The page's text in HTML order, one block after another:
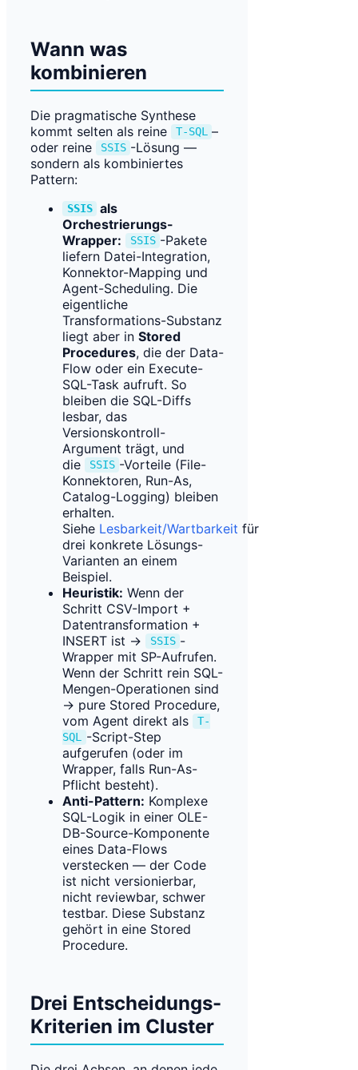
Wann was
kombinieren
Die pragmatische Synthese
kommt selten als reine
T-SQL –
oder reine
SSIS -Lösung —
sondern als kombiniertes
Pattern:
SSIS als
Orchestrierungs-
Wrapper:
SSIS -Pakete
liefern Datei-Integration,
Konnektor-Mapping und
Agent-Scheduling. Die
eigentliche
Transformations-Substanz
liegt aber in Stored
Procedures, die der Data-
Flow oder ein Execute-
SQL-Task aufruft. So
bleiben die SQL-Diffs
lesbar, das
Versionskontroll-
Argument trägt, und
die
SSIS -Vorteile (File-
Konnektoren, Run-As,
Catalog-Logging) bleiben
erhalten.
Siehe Lesbarkeit/Wartbarkeit für
drei konkrete Lösungs-
Varianten an einem
Beispiel.
Heuristik: Wenn der
Schritt CSV-Import +
Datentransformation +
INSERT ist →
SSIS -
Wrapper mit SP-Aufrufen.
Wenn der Schritt rein SQL-
Mengen-Operationen sind
→ pure Stored Procedure,
vom Agent direkt als
T-
SQL -Script-Step
aufgerufen (oder im
Wrapper, falls Run-As-
Pflicht besteht).
Anti-Pattern: Komplexe
SQL-Logik in einer OLE-
DB-Source-Komponente
eines Data-Flows
verstecken — der Code
ist nicht versionierbar,
nicht reviewbar, schwer
testbar. Diese Substanz
gehört in eine Stored
Procedure.
Drei Entscheidungs-
Kriterien im Cluster